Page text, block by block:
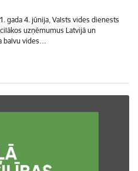
gada 4. jūnija, Valsts vides dienests
uzņēmumus Latvijā un
balvu vides…